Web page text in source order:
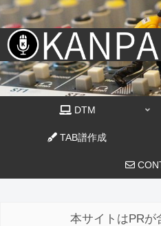
DTM
TAB譜作成
本サイトはPRが